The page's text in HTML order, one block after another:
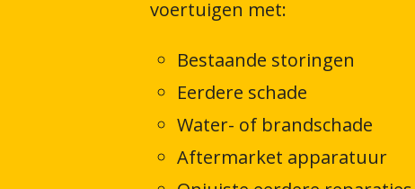
voertuigen met:
Bestaande storingen
Eerdere schade
Water- of brandschade
Aftermarket apparatuur